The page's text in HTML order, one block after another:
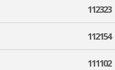
112323
112154
111102